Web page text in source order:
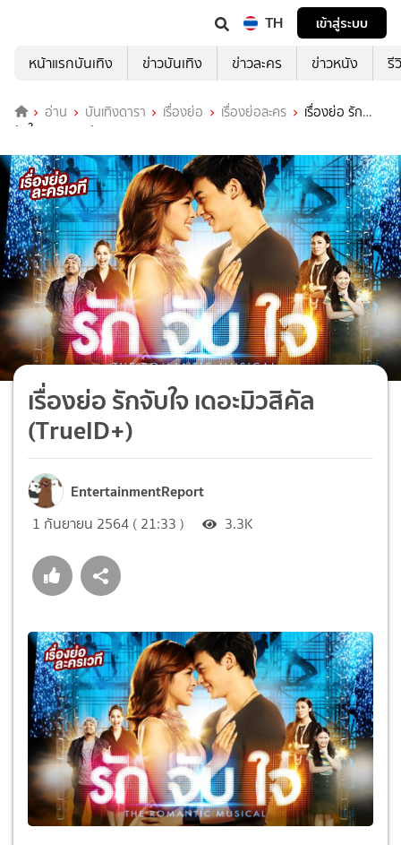
TH
เข้าสู่ระบบ
หน้าแรกบันเทิง
ข่าวบันเทิง ข่าวละคร ข่าวหนัง รี
อ่าน บันเทิงดารา เรื่องย่อ เรื่องย่อละคร
เรื่องย่อ รัก
จับใจ เดอะมิวสิคัล (TrueID+)
เรื่องย่อ รักจับใจ เดอะมิวสิคัล
(TrueID+)
EntertainmentReport
1 กันยายน 2564 ( 21:33 ) 3.3K